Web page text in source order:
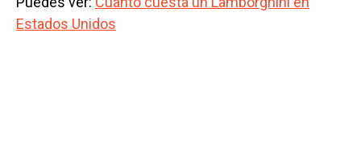
Estados Unidos